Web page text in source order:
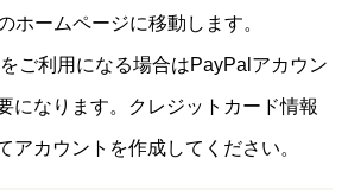
ホームページに移動します。
ご利用になる場合はPayPalアカウン
になります。クレジットカード情報
アカウントを作成してください。